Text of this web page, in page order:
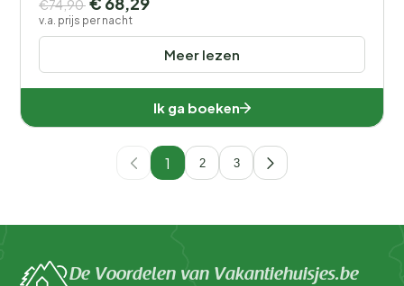
Meer lezen
€74,90
v.a. prijs per nacht
Ik ga boeken
1 2 3
De Voordelen van Vakantiehuisjes.be